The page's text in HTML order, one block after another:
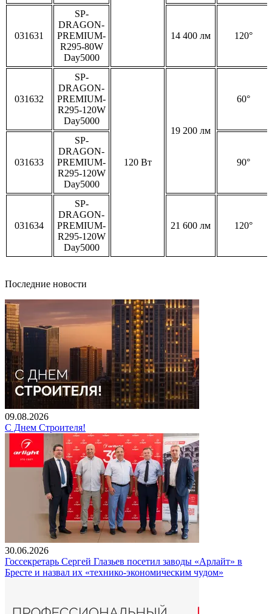
031631
SP-
DRAGON-
PREMIUM-
R295-80W
Day5000
14 400 лм 120°
031632
SP-
DRAGON-
PREMIUM-
R295-120W
Day5000
120 Вт
19 200 лм
60°
031633
SP-
DRAGON-
PREMIUM-
R295-120W
Day5000
90°
031634
SP-
DRAGON-
PREMIUM-
R295-120W
Day5000
21 600 лм 120°
Последние новости
09.08.2026
С Днем Строителя!
30.06.2026
Госсекретарь Сергей Глазьев посетил заводы «Арлайт» в
Бресте и назвал их «технико-экономическим чудом»